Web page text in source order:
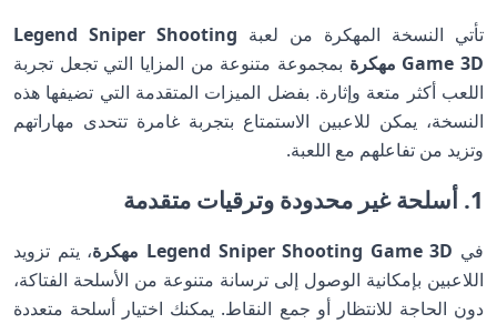
تأتي النسخة المهكرة من لعبة Legend Sniper Shooting
Game 3D مهكرة
بمجموعة متنوعة من المزايا التي تجعل تجربة
اللعب أكثر متعة وإثارة. بفضل الميزات المتقدمة التي تضيفها هذه
النسخة، يمكن للاعبين الاستمتاع بتجربة غامرة تتحدى مهاراتهم
وتزيد من تفاعلهم مع اللعبة.
1. أسلحة غير محدودة وترقيات متقدمة
في
، يتم تزويد
اللاعبين بإمكانية الوصول إلى ترسانة متنوعة من الأسلحة الفتاكة،
دون الحاجة للانتظار أو جمع النقاط. يمكنك اختيار أسلحة متعددة